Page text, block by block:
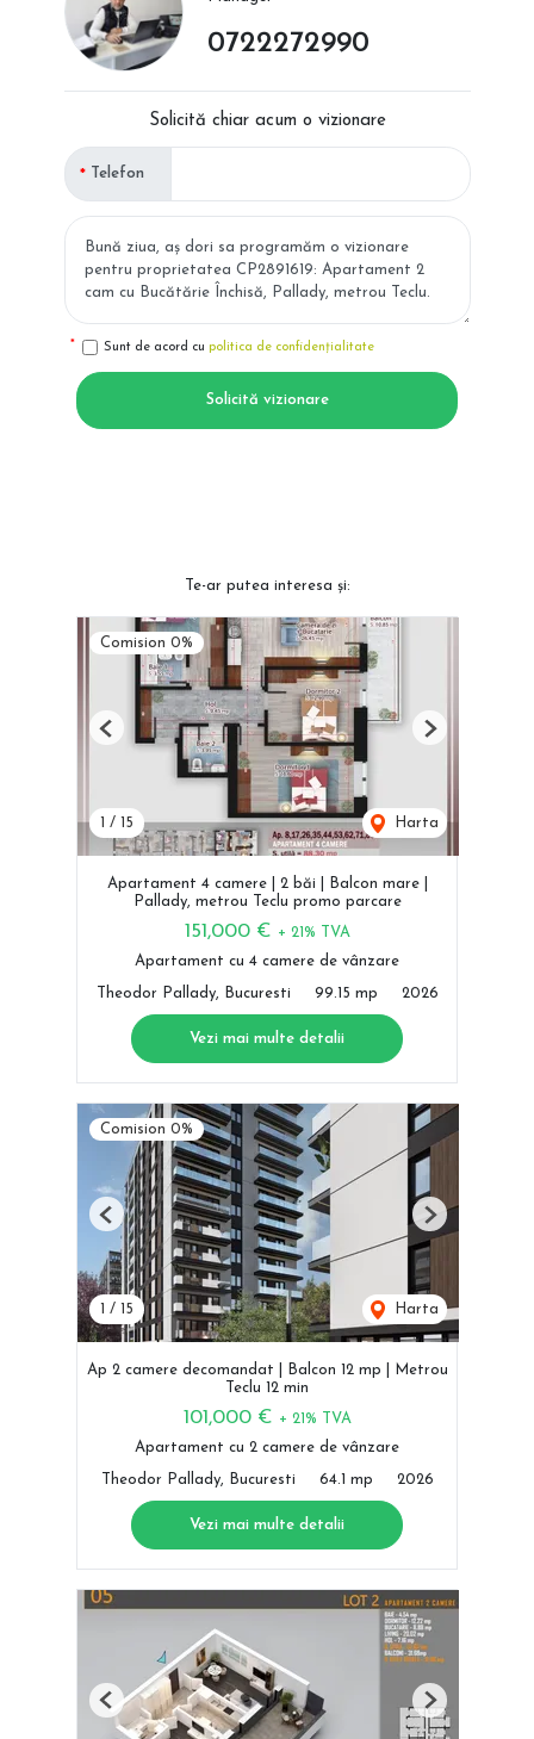
0722272990
Solicită chiar acum o vizionare
Telefon
Sunt de acord cu politica de confidențialitate
Solicită vizionare
Te-ar putea interesa și:
Comision 0%
/ 15 Harta
Previous Next
Apartament 4 camere | 2 băi | Balcon mare |
Pallady, metrou Teclu promo parcare
151,000 € + 21% TVA
Apartament cu 4 camere de vânzare
Theodor Pallady, Bucuresti 99.15 mp 2026
Vezi mai multe detalii
Comision 0%
/ 15 Harta
Previous Next
Ap 2 camere decomandat | Balcon 12 mp | Metrou
Teclu 12 min
101,000 € + 21% TVA
Apartament cu 2 camere de vânzare
Theodor Pallady, Bucuresti 64.1 mp 2026
Vezi mai multe detalii
Previous Next